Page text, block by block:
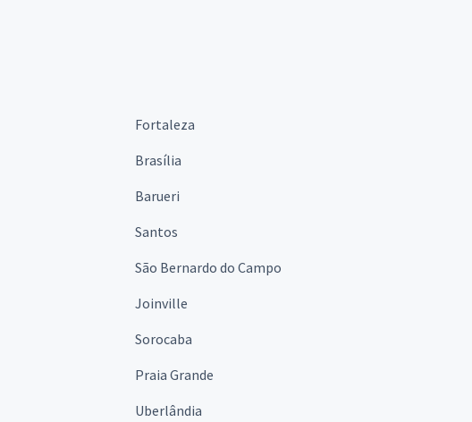
Fortaleza
Brasília
Barueri
Santos
São Bernardo do Campo
Joinville
Sorocaba
Praia Grande
Uberlândia